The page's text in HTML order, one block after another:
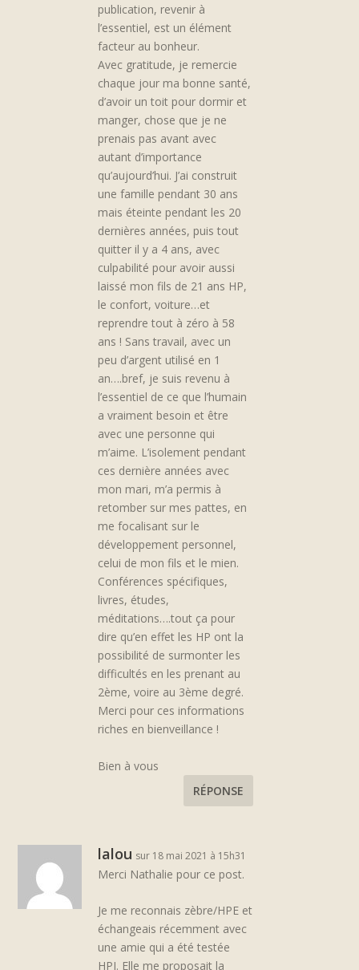
publication, revenir à
l’essentiel, est un élément
facteur au bonheur.
Avec gratitude, je remercie
chaque jour ma bonne santé,
d’avoir un toit pour dormir et
manger, chose que je ne
prenais pas avant avec
autant d’importance
qu’aujourd’hui. J’ai construit
une famille pendant 30 ans
mais éteinte pendant les 20
dernières années, puis tout
quitter il y a 4 ans, avec
culpabilité pour avoir aussi
laissé mon fils de 21 ans HP,
le confort, voiture…et
reprendre tout à zéro à 58
ans ! Sans travail, avec un
peu d’argent utilisé en 1
an….bref, je suis revenu à
l’essentiel de ce que l’humain
a vraiment besoin et être
avec une personne qui
m’aime. L’isolement pendant
ces dernière années avec
mon mari, m’a permis à
retomber sur mes pattes, en
me focalisant sur le
développement personnel,
celui de mon fils et le mien.
Conférences spécifiques,
livres, études,
méditations….tout ça pour
dire qu’en effet les HP ont la
possibilité de surmonter les
difficultés en les prenant au
2ème, voire au 3ème degré.
Merci pour ces informations
riches en bienveillance !
Bien à vous
RÉPONSE
lalou sur 18 mai 2021 à 15h31
Merci Nathalie pour ce post.
Je me reconnais zèbre/HPE et
échangeais récemment avec
une amie qui a été testée
HPI. Elle me proposait la